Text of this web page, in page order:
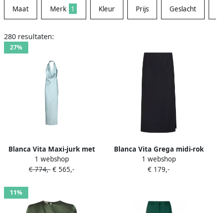
Maat Merk 1 Kleur Prijs Geslacht
280 resultaten:
27%
Blanca Vita Maxi-jurk met
hoge hals Blauw
1 webshop
€ 774,- € 565,-
Blanca Vita Grega midi-rok
Zwart
1 webshop
€ 179,-
11%